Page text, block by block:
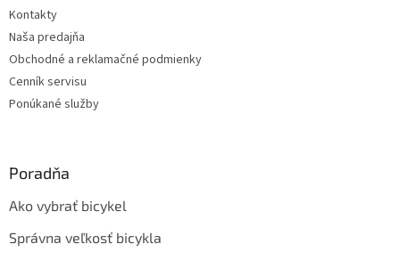
Kontakty
Naša predajňa
Obchodné a reklamačné podmienky
Cenník servisu
Ponúkané služby
Poradňa
Ako vybrať bicykel
Správna veľkosť bicykla